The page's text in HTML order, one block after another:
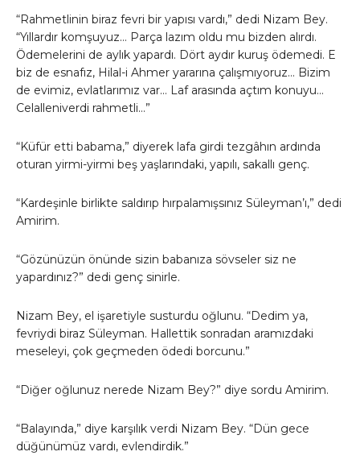
“Rahmetlinin biraz fevri bir yapısı vardı,” dedi Nizam Bey.
“Yıllardır komşuyuz… Parça lazım oldu mu bizden alırdı.
Ödemelerini de aylık yapardı. Dört aydır kuruş ödemedi. E
biz de esnafız, Hilal-i Ahmer yararına çalışmıyoruz… Bizim
de evimiz, evlatlarımız var… Laf arasında açtım konuyu…
Celalleniverdi rahmetli…”
“Küfür etti babama,” diyerek lafa girdi tezgâhın ardında
oturan yirmi-yirmi beş yaşlarındaki, yapılı, sakallı genç.
“Kardeşinle birlikte saldırıp hırpalamışsınız Süleyman’ı,” dedi
Amirim.
“Gözünüzün önünde sizin babanıza sövseler siz ne
yapardınız?” dedi genç sinirle.
Nizam Bey, el işaretiyle susturdu oğlunu. “Dedim ya,
fevriydi biraz Süleyman. Hallettik sonradan aramızdaki
meseleyi, çok geçmeden ödedi borcunu.”
“Diğer oğlunuz nerede Nizam Bey?” diye sordu Amirim.
“Balayında,” diye karşılık verdi Nizam Bey. “Dün gece
düğünümüz vardı, evlendirdik.”